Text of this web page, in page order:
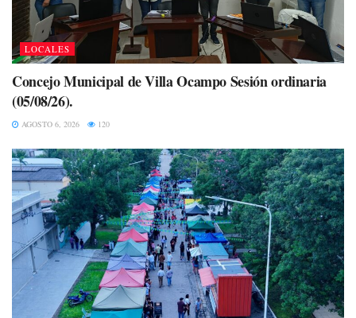
LOCALES
Concejo Municipal de Villa Ocampo Sesión ordinaria
(05/08/26).
AGOSTO 6, 2026 120